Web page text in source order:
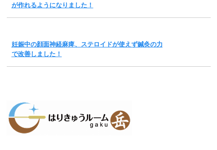
が作れるようになりました！
妊娠中の顔面神経麻痺、ステロイドが使えず鍼灸の力
で改善しました！